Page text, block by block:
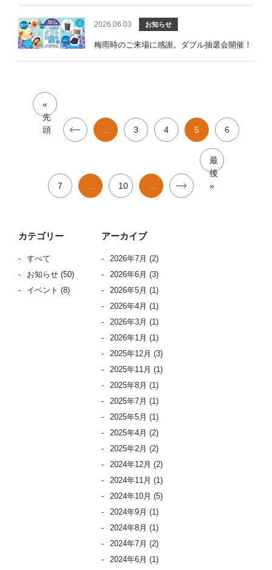
2026.06.03 お知らせ
梅雨時のご来場に感謝。ダブル抽選会開催！
«
先
頭
... 3 4 5 6
7 ... 10 ...
最
後
»
カテゴリー
すべて
お知らせ(50)
イベント (8)
アーカイブ
2026年7月 (2)
2026年6月 (3)
2026年5月 (1)
2026年4月 (1)
2026年3月 (1)
2026年1月 (1)
2025年12月 (3)
2025年11月 (1)
2025年8月 (1)
2025年7月 (1)
2025年5月 (1)
2025年4月 (2)
2025年2月 (2)
2024年12月 (2)
2024年11月 (1)
2024年10月 (5)
2024年9月 (1)
2024年8月 (1)
2024年7月 (2)
2024年6月 (1)